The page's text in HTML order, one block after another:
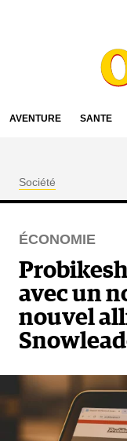
AVENTURE SANTÉ
Société
ÉCONOMIE
avec un
nouvel